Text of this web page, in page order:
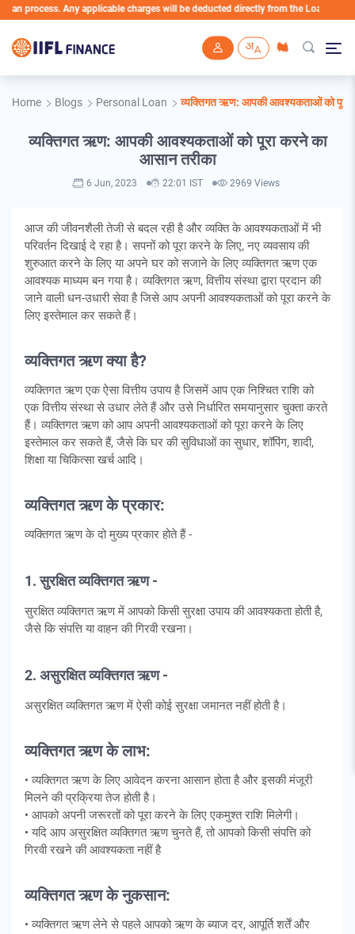
Any applicable charges will be deducted directly from the Loan Account
Home Blogs Personal Loan व्यक्तिगत ऋण: आपकी आवश्यकताओं को पूरा
व्यक्तिगत ऋण: आपकी आवश्यकताओं को पूरा करने का
आसान तरीका
6 Jun, 2023 22:01 IST 2969 Views
आज की जीवनशैली तेजी से बदल रही है और व्यक्ति के आवश्यकताओं में भी
परिवर्तन दिखाई दे रहा है। सपनों को पूरा करने के लिए, नए व्यवसाय की
शुरुआत करने के लिए या अपने घर को सजाने के लिए व्यक्तिगत ऋण एक
आवश्यक माध्यम बन गया है। व्यक्तिगत ऋण, वित्तीय संस्था द्वारा प्रदान की
जाने वाली धन-उधारी सेवा है जिसे आप अपनी आवश्यकताओं को पूरा करने के
लिए इस्तेमाल कर सकते हैं।
व्यक्तिगत ऋण क्या है?
व्यक्तिगत ऋण एक ऐसा वित्तीय उपाय है जिसमें आप एक निश्चित राशि को
एक वित्तीय संस्था से उधार लेते हैं और उसे निर्धारित समयानुसार चुक्ता करते
हैं। व्यक्तिगत ऋण को आप अपनी आवश्यकताओं को पूरा करने के लिए
इस्तेमाल कर सकते हैं, जैसे कि घर की सुविधाओं का सुधार, शॉपिंग, शादी,
शिक्षा या चिकित्सा खर्च आदि।
व्यक्तिगत ऋण के प्रकार:
व्यक्तिगत ऋण के दो मुख्य प्रकार होते हैं -
1. सुरक्षित व्यक्तिगत ऋण -
सुरक्षित व्यक्तिगत ऋण में आपको किसी सुरक्षा उपाय की आवश्यकता होती है,
जैसे कि संपत्ति या वाहन की गिरवी रखना।
2. असुरक्षित व्यक्तिगत ऋण -
असुरक्षित व्यक्तिगत ऋण में ऐसी कोई सुरक्षा जमानत नहीं होती है।
व्यक्तिगत ऋण के लाभ:
• व्यक्तिगत ऋण के लिए आवेदन करना आसान होता है और इसकी मंजूरी
मिलने की प्रक्रिया तेज होती है।
• आपको अपनी जरूरतों को पूरा करने के लिए एकमुश्त राशि मिलेगी।
• यदि आप असुरक्षित व्यक्तिगत ऋण चुनते हैं, तो आपको किसी संपत्ति को
गिरवी रखने की आवश्यकता नहीं है
व्यक्तिगत ऋण के नुकसान:
• व्यक्तिगत ऋण लेने से पहले आपको ऋण के ब्याज दर, आपूर्ति शर्तें और